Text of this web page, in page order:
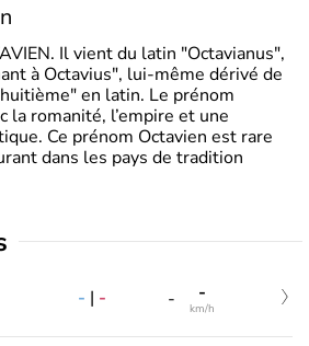
Il vient du latin "Octavianus",
à Octavius", lui-même dérivé de
en latin. Le prénom
la romanité, l’empire et une
Ce prénom Octavien est rare
dans les pays de tradition
- | - - -
km/h